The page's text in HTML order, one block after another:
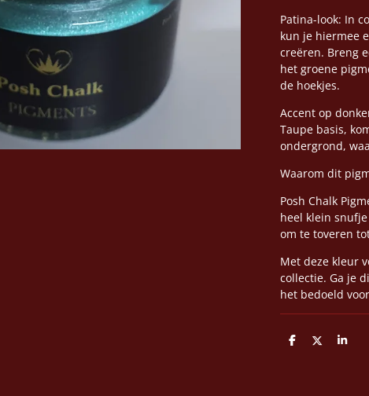
Patina-look: In
kun je hiermee
creëren. Breng
het groene
de hoekjes.
Accent op
Taupe basis,
ondergrond,
Waarom dit
Posh Chalk
heel klein
om te toveren
Met deze kleur
collectie. Ga je
het bedoeld
D
D
S